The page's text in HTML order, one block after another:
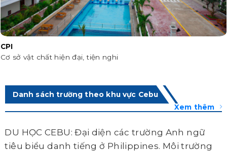
CPI
Cơ sở vật chất hiện đại, tiện nghi
Danh sách trường theo khu vực Cebu
Xem thêm
DU HỌC CEBU: Đại diện các trường Anh ngữ
tiêu biểu danh tiếng ở Philippines. Môi trường